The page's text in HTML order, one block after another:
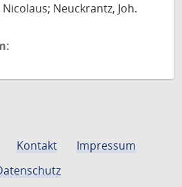
Neuckrantz, Joh.
Kontakt
Impressum